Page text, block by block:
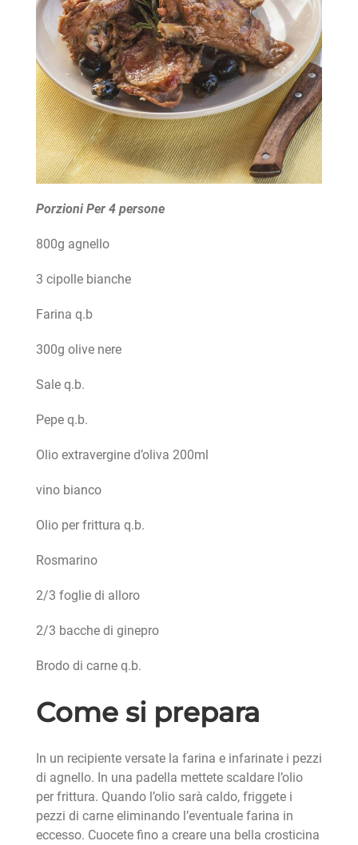
Porzioni Per 4 persone
800g agnello
3 cipolle bianche
Farina q.b
300g olive nere
Sale q.b.
Pepe q.b.
Olio extravergine d’oliva 200ml
vino bianco
Olio per frittura q.b.
Rosmarino
2/3 foglie di alloro
2/3 bacche di ginepro
Brodo di carne q.b.
Come si prepara
In un recipiente versate la farina e infarinate i pezzi
di agnello. In una padella mettete scaldare l’olio
per frittura. Quando l’olio sarà caldo, friggete i
pezzi di carne eliminando l’eventuale farina in
eccesso. Cuocete fino a creare una bella crosticina